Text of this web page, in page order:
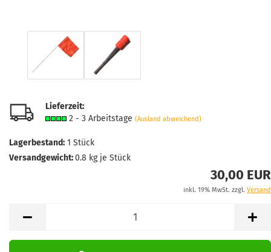
Lieferzeit:
2 - 3 Arbeitstage (Ausland abweichend)
Lagerbestand: 1 Stück
Versandgewicht:0.8 kg je Stück
30,00 EUR
inkl. 19% MwSt. zzgl. Versand